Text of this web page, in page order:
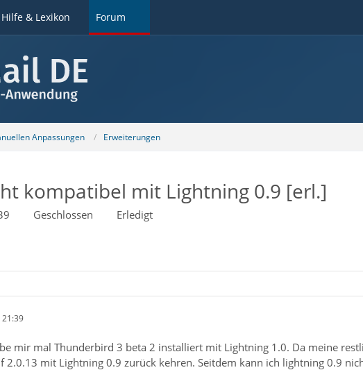
Hilfe & Lexikon Forum
Anpassungen Erweiterungen
kompatibel mit Lightning 0.9 [erl.]
Geschlossen Erledigt
mir mal Thunderbird 3 beta 2 installiert mit Lightning 1.0. Da meine
2.0.13 mit Lightning 0.9 zurück kehren. Seitdem kann ich lightning 0.9